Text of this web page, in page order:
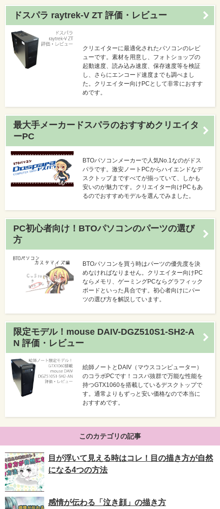
ドスパラ raytrek-V ZT 評価・レビュー
クリエイターに最適化されたパソコンのレビ
ューです。素材を用意し、フォトショップの
起動速度、読み込み速度、保存速度等を検証
し、さらにエンコード速度までも調べまし
た。クリエイター向けPCとして非常におすす
めです。
最大手メーカードスパラのおすすめクリエイタ
ーPC
BTOパソコンメーカーで人気No.1なのがドス
パラです。激安ノートPCからハイエンドなデ
スクトップまですべてが揃っていて、しかも
安いのが魅力です。クリエイター向けPCもあ
るのでおすすめモデルを選んでみました。
PC初心者向け！BTOパソコンのパーツの選び
方
BTOパソコンを買う時はパーツの優先度を決
めなければなりません。クリエイター向けPC
ならメモリ、ゲーミングPCならグラフィック
ボードといった具合です。初心者向けにパー
ツの選び方を解説しています。
限定モデル！mouse DAIV-DGZ510S1-SH2-A
N 評価・レビュー
絵師ノートとDAIV（マウスコンピューター）
のコラボPCです！コスパ抜群で万能な性能を
持つGTX1060を搭載しているデスクトップで
す。通常よりもずっと安い価格なので本当に
おすすめです。
このカテゴリの記事
目が浮いて見える時はコレ！目の描き方が自然
になる4つの方法
感情が伝わる「泣き顔」の描き方